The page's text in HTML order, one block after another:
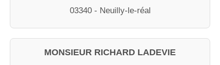
03340 - Neuilly-le-réal
MONSIEUR RICHARD LADEVIE